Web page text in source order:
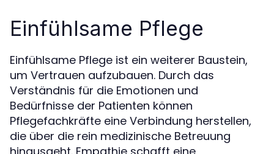
Einfühlsame Pflege
Einfühlsame Pflege ist ein weiterer Baustein,
um Vertrauen aufzubauen. Durch das
Verständnis für die Emotionen und
Bedürfnisse der Patienten können
Pflegefachkräfte eine Verbindung herstellen,
die über die rein medizinische Betreuung